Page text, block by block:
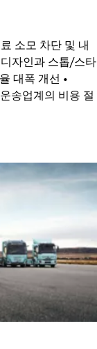
소모 차단 및 내
대폭 개선 •
송업계의 비용 절